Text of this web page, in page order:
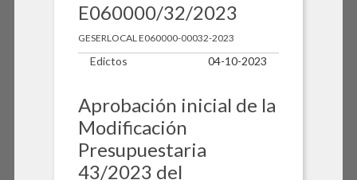
E060000/32/2023
GESERLOCAL E060000-00032-2023
Edictos 04-10-2023
Aprobación inicial de la
Modificación
Presupuestaria
43/2023 del